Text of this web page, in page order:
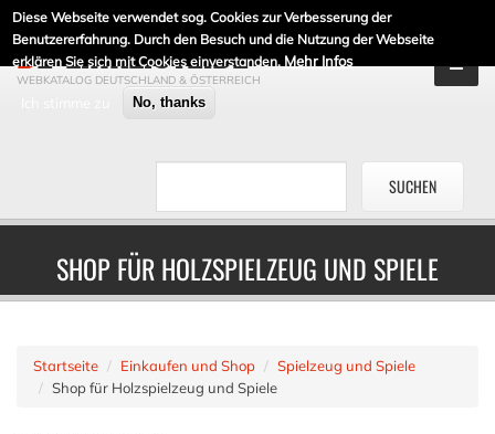
Diese Webseite verwendet sog. Cookies zur Verbesserung der
Benutzererfahrung. Durch den Besuch und die Nutzung der Webseite
erklären Sie sich mit Cookies einverstanden. Mehr Infos
No, thanks
DE-LINKLISTE.DE
WEBKATALOG DEUTSCHLAND & ÖSTERREICH
SHOP FÜR HOLZSPIELZEUG UND SPIELE
Startseite Einkaufen und Shop
Spielzeug und Spiele
Shop für Holzspielzeug und Spiele